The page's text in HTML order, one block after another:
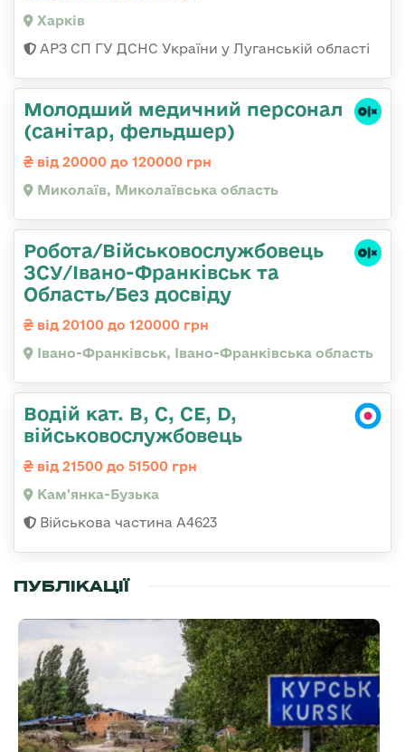
Харків
АРЗ СП ГУ ДСНС України у Луганській області
Молодший медичний персонал
(санітар, фельдшер)
від 20000 до 120000 грн
Миколаїв, Миколаївська область
Робота/Військовослужбовець
ЗСУ/Івано-Франківськ та
Область/Без досвіду
від 20100 до 120000 грн
Івано-Франківськ, Івано-Франківська область
Водій кат. B, C, СЕ, D,
військовослужбовець
від 21500 до 51500 грн
Кам'янка-Бузька
Військова частина А4623
ПУБЛІКАЦІЇ